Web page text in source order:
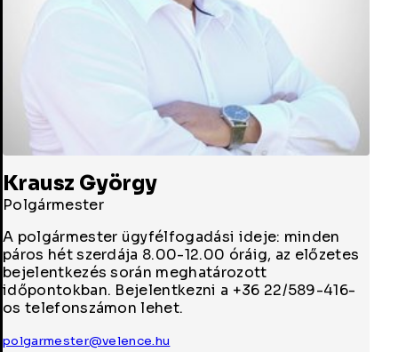
Krausz György
Polgármester
A polgármester ügyfélfogadási ideje: minden
páros hét szerdája 8.00-12.00 óráig, az előzetes
bejelentkezés során meghatározott
időpontokban. Bejelentkezni a +36 22/589-416-
os telefonszámon lehet.
polgarmester@velence.hu